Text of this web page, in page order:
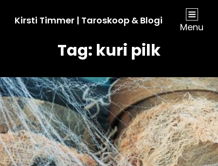
Kirsti Timmer | Taroskoop & Blogi
Menu
Tag: kuri pilk